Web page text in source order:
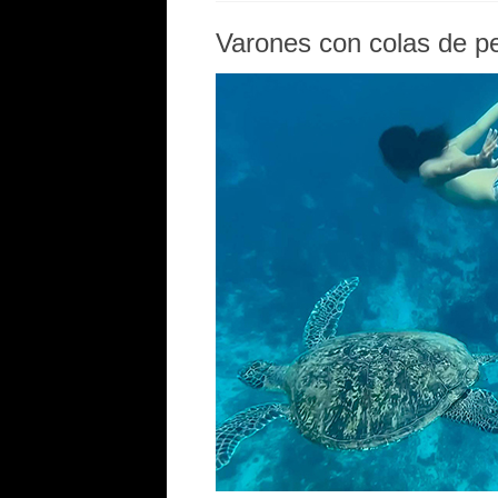
Varones con colas de